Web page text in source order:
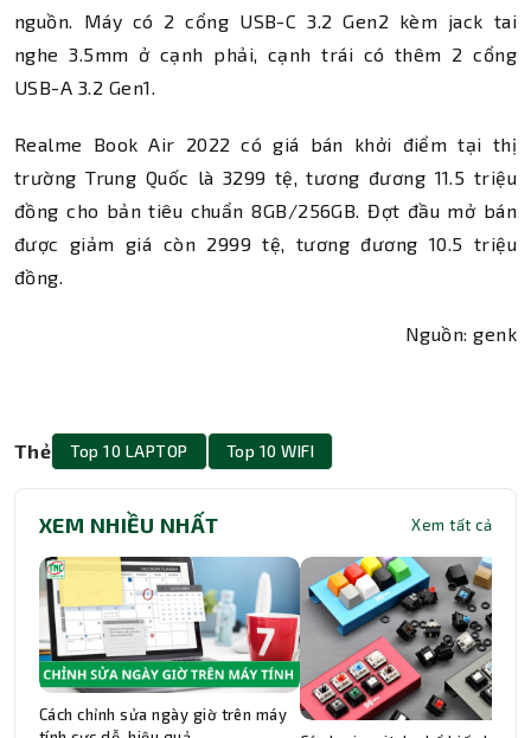
nguồn. Máy có 2 cổng USB-C 3.2 Gen2 kèm jack tai
nghe 3.5mm ở cạnh phải, cạnh trái có thêm 2 cổng
USB-A 3.2 Gen1.
Realme Book Air 2022 có giá bán khởi điểm tại thị
trường Trung Quốc là 3299 tệ, tương đương 11.5 triệu
đồng cho bản tiêu chuẩn 8GB/256GB. Đợt đầu mở bán
được giảm giá còn 2999 tệ, tương đương 10.5 triệu
đồng.
Nguồn: genk
Thẻ Top 10 LAPTOP Top 10 WIFI
XEM NHIỀU NHẤT Xem tất cả
Cách chỉnh sửa ngày giờ trên máy